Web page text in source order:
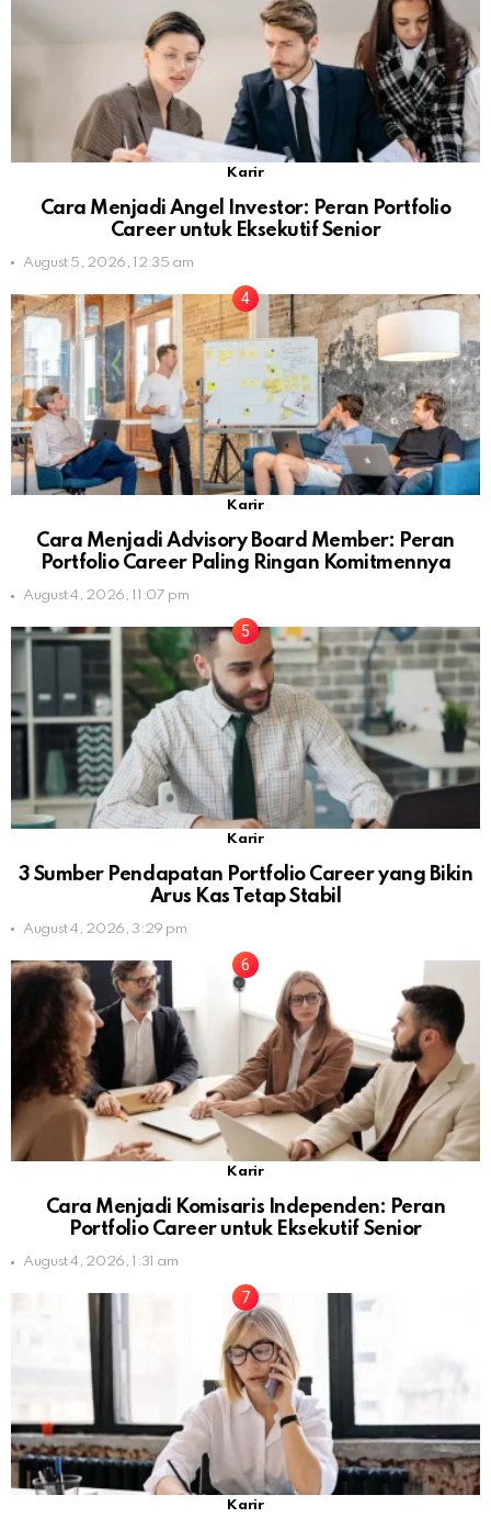
Karir
Cara Menjadi Angel Investor: Peran Portfolio
Career untuk Eksekutif Senior
August 5, 2026, 12:35 am
Karir
Cara Menjadi Advisory Board Member: Peran
Portfolio Career Paling Ringan Komitmennya
August 4, 2026, 11:07 pm
Karir
3 Sumber Pendapatan Portfolio Career yang Bikin
Arus Kas Tetap Stabil
August 4, 2026, 3:29 pm
Karir
Cara Menjadi Komisaris Independen: Peran
Portfolio Career untuk Eksekutif Senior
August 4, 2026, 1:31 am
Karir